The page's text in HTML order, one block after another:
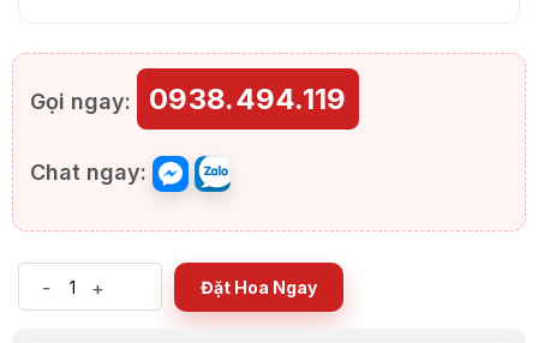
Gọi ngay: 0938.494.119
Chat ngay:
- + Đặt Hoa Ngay